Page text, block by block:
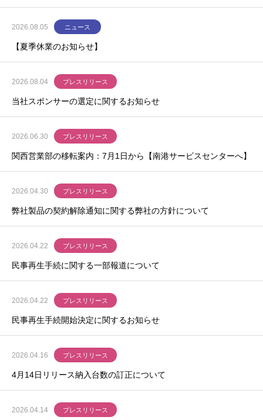
2026.08.05 ニュース
【夏季休業のお知らせ】
2026.08.04 プレスリリース
当社スポンサーの選定に関するお知らせ
2026.06.30 プレスリリース
関西営業部の移転案内：7月1日から【南港サービスセンターへ】
2026.04.30 プレスリリース
弊社製品の契約解除通知に関する弊社の方針について
2026.04.22 プレスリリース
民事再生手続に関する一部報道について
2026.04.22 プレスリリース
民事再生手続開始決定に関するお知らせ
2026.04.16 プレスリリース
4月14日リリース納入台数の訂正について
2026.04.14 プレスリリース